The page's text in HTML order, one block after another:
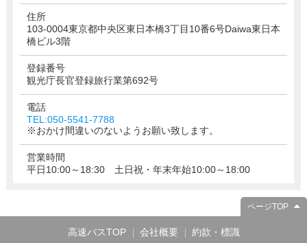
住所
103-0004東京都中央区東日本橋3丁目10番6号Daiwa東日本
橋ビル3階
登録番号
観光庁長官登録旅行業第692号
電話
TEL:050-5541-7788
※おかけ間違いのないようお願い致します。
営業時間
平日10:00～18:30 土日祝・年末年始10:00～18:00
ページTOP
高速バスTOP 会社概要 約款・標識